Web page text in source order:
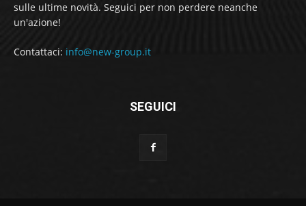
sulle ultime novità. Seguici per non perdere neanche
un'azione!
Contattaci: info@new-group.it
SEGUICI